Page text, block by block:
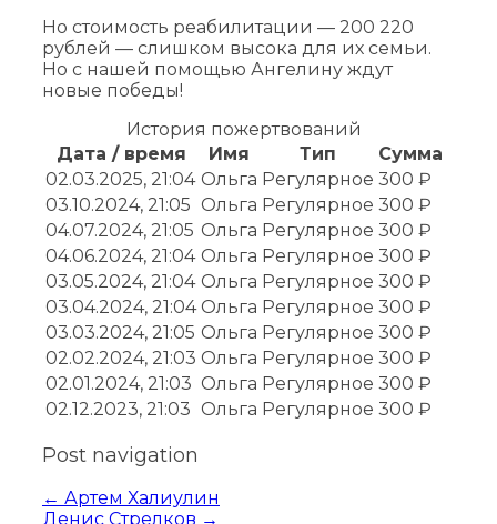
Но стоимость реабилитации — 200 220
рублей — слишком высока для их семьи.
Но с нашей помощью Ангелину ждут
новые победы!
История пожертвований
Дата / время
Имя Тип
Сумма
02.03.2025, 21:04 Ольга Регулярное 300 ₽
03.10.2024, 21:05 Ольга Регулярное 300 ₽
04.07.2024, 21:05 Ольга Регулярное 300 ₽
04.06.2024, 21:04 Ольга Регулярное 300 ₽
03.05.2024, 21:04 Ольга Регулярное 300 ₽
03.04.2024, 21:04 Ольга Регулярное 300 ₽
03.03.2024, 21:05 Ольга Регулярное 300 ₽
02.02.2024, 21:03 Ольга Регулярное 300 ₽
02.01.2024, 21:03 Ольга Регулярное 300 ₽
02.12.2023, 21:03 Ольга Регулярное 300 ₽
Post navigation
← Артем Халиулин
Денис Стрелков →